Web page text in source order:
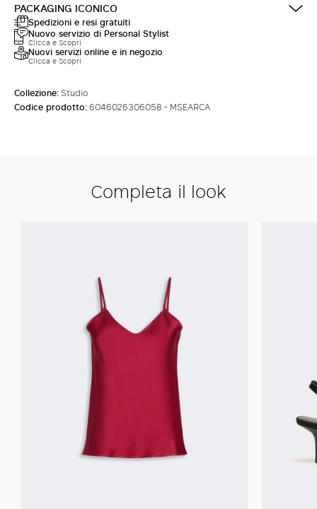
PACKAGING ICONICO
Spedizioni e resi gratuiti
Nuovo servizio di Personal Stylist
Clicca e Scopri
Nuovi servizi online e in negozio
Clicca e Scopri
Collezione:Studio
Codice prodotto:6046026306058 - MSEARCA
Completa il look